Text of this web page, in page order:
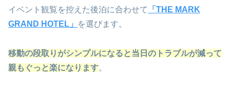
イベント観覧を控えた後泊に合わせて
「THE MARK
GRAND HOTEL」
を選びます。
移動の段取りがシンプルになると当日のトラブルが減って
親もぐっと楽になります。